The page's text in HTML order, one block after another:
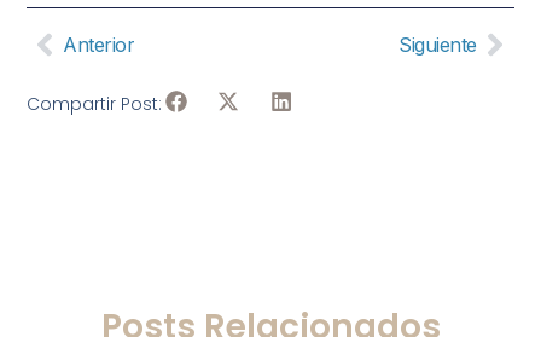
Anterior Siguiente
Compartir Post:
Posts Relacionados